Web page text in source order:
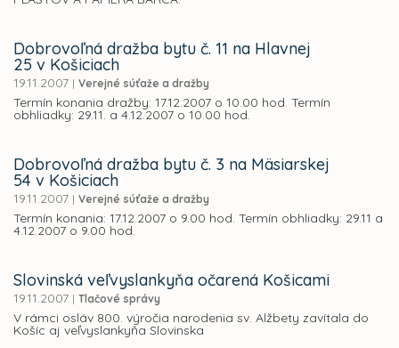
Dobrovoľná dražba bytu č. 11 na Hlavnej
25 v Košiciach
19.11.2007 | Verejné súťaže a dražby
Termín konania dražby: 17.12.2007 o 10.00 hod. Termín
obhliadky: 29.11. a 4.12.2007 o 10.00 hod.
Dobrovoľná dražba bytu č. 3 na Mäsiarskej
54 v Košiciach
19.11.2007 | Verejné súťaže a dražby
Termín konania: 17.12.2007 o 9.00 hod. Termín obhliadky: 29.11 a
4.12.2007 o 9.00 hod.
Slovinská veľvyslankyňa očarená Košicami
19.11.2007 | Tlačové správy
V rámci osláv 800. výročia narodenia sv. Alžbety zavítala do
Košíc aj veľvyslankyňa Slovinska